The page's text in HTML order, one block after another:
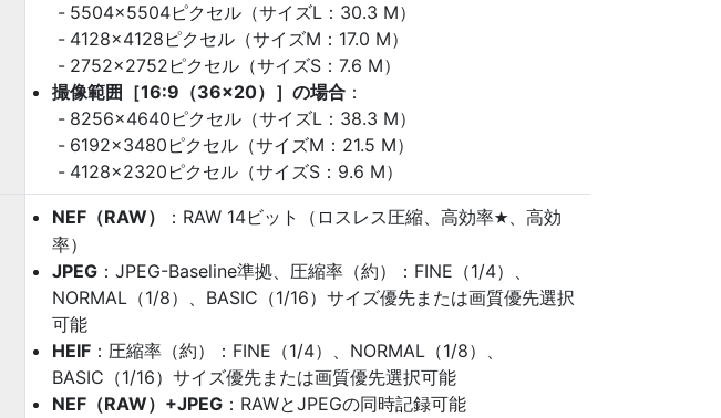
5504×5504ピクセル（サイズL：30.3 M）
4128×4128ピクセル（サイズM：17.0 M）
2752×2752ピクセル（サイズS：7.6 M）
撮像範囲［16:9（36×20）］の場合 ：
8256×4640ピクセル（サイズL：38.3 M）
6192×3480ピクセル（サイズM：21.5 M）
4128×2320ピクセル（サイズS：9.6 M）
NEF（RAW） ：RAW 14ビット（ロスレス圧縮、高効率m、高効
率）
JPEG ：JPEG-Baseline準拠、圧縮率（約）：FINE（1/4）、
NORMAL（1/8）、BASIC（1/16）サイズ優先または画質優先選択
可能
HEIF ：圧縮率（約）：FINE（1/4）、NORMAL（1/8）、
BASIC（1/16）サイズ優先または画質優先選択可能
NEF（RAW）+JPEG ：RAWとJPEGの同時記録可能